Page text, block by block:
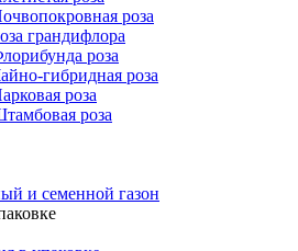
роза
грандифлора
роза
гибридная роза
роза
роза
и семенной газон